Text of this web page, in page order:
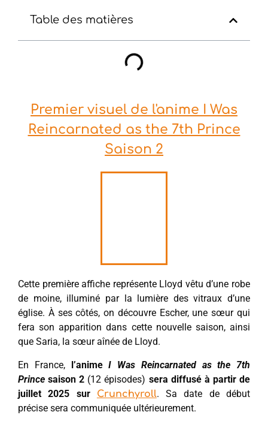
Table des matières
Premier visuel de l'anime I Was
Reincarnated as the 7th Prince
Saison 2
Cette première affiche représente Lloyd vêtu d’une robe
de moine, illuminé par la lumière des vitraux d’une
église. À ses côtés, on découvre Escher, une sœur qui
fera son apparition dans cette nouvelle saison, ainsi
que Saria, la sœur aînée de Lloyd.
En France, l’animeI Was Reincarnated as the 7th
Prince saison 2 (12 épisodes) sera diffusé à partir de
juillet 2025 sur Crunchyroll. Sa date de début
précise sera communiquée ultérieurement.